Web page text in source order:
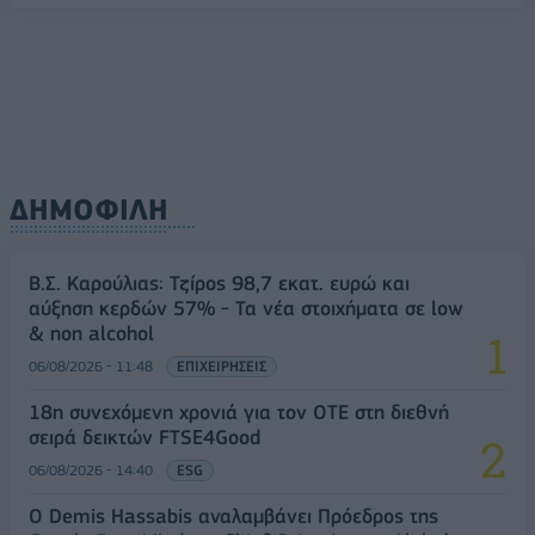
ΔΗΜΟΦΙΛΗ
Β.Σ. Καρούλιας: Τζίρος 98,7 εκατ. ευρώ και
αύξηση κερδών 57% - Τα νέα στοιχήματα σε low
& non alcohol
06/08/2026 - 11:48 ΕΠΙΧΕΙΡΗΣΕΙΣ
18η συνεχόμενη χρονιά για τον ΟΤΕ στη διεθνή
σειρά δεικτών FTSE4Good
06/08/2026 - 14:40 ESG
Ο Demis Hassabis αναλαμβάνει Πρόεδρος της